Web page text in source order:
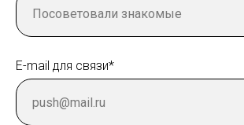
E-mail для связи*